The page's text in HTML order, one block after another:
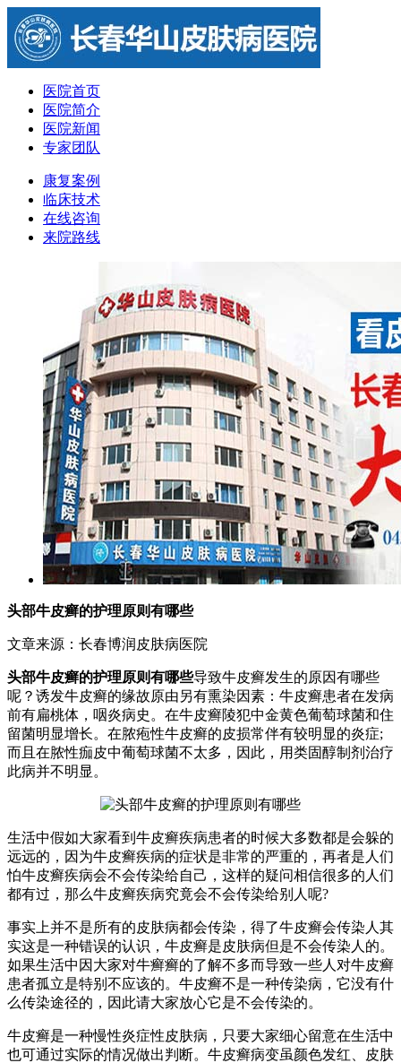
医院首页
医院简介
医院新闻
专家团队
康复案例
临床技术
在线咨询
来院路线
头部牛皮癣的护理原则有哪些
文章来源：长春博润皮肤病医院
头部牛皮癣的护理原则有哪些导致牛皮癣发生的原因有哪些
呢？诱发牛皮癣的缘故原由另有熏染因素：牛皮癣患者在发病
前有扁桃体，咽炎病史。在牛皮癣陵犯中金黄色葡萄球菌和住
留菌明显增长。在脓疱性牛皮癣的皮损常伴有较明显的炎症;
而且在脓性痂皮中葡萄球菌不太多，因此，用类固醇制剂治疗
此病并不明显。
生活中假如大家看到牛皮癣疾病患者的时候大多数都是会躲的
远远的，因为牛皮癣疾病的症状是非常的严重的，再者是人们
怕牛皮癣疾病会不会传染给自己，这样的疑问相信很多的人们
都有过，那么牛皮癣疾病究竟会不会传染给别人呢?
事实上并不是所有的皮肤病都会传染，得了牛皮癣会传染人其
实这是一种错误的认识，牛皮癣是皮肤病但是不会传染人的。
如果生活中因大家对牛癣癣的了解不多而导致一些人对牛皮癣
患者孤立是特别不应该的。牛皮癣不是一种传染病，它没有什
么传染途径的，因此请大家放心它是不会传染的。
牛皮癣是一种慢性炎症性皮肤病，只要大家细心留意在生活中
也可通过实际的情况做出判断。牛皮癣病变虽颜色发红、皮肤